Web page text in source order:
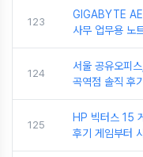
123
GIGABYTE
사무 업무용 노
124
서울 공유오피
곡역점 솔직 후기
125
HP 빅터스 15
후기 게임부터